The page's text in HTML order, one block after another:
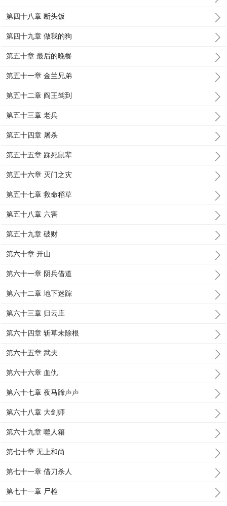
第四十八章 断头饭
第四十九章 做我的狗
第五十章 最后的晚餐
第五十一章 金兰兄弟
第五十二章 阎王驾到
第五十三章 老兵
第五十四章 屠杀
第五十五章 踩死鼠辈
第五十六章 灭门之灾
第五十七章 救命稻草
第五十八章 六害
第五十九章 破财
第六十章 开山
第六十一章 阴兵借道
第六十二章 地下迷踪
第六十三章 归云庄
第六十四章 斩草未除根
第六十五章 武夫
第六十六章 血仇
第六十七章 夜马蹄声声
第六十八章 大剑师
第六十九章 噬人箱
第七十章 无上和尚
第七十一章 借刀杀人
第七十一章 尸检